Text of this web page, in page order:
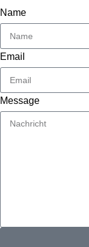
Name
Email
Message